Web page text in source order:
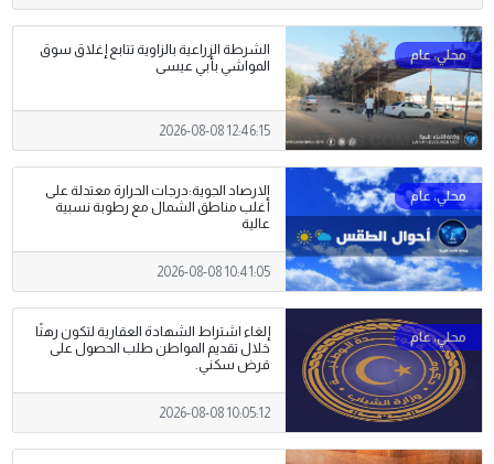
الشرطة الزراعية بالزاوية تتابع إغلاق سوق
المواشي بأبي عيسى
2026-08-08 12:46:15
الارصاد الجوية:درجات الحرارة معتدلة على
أغلب مناطق الشمال مع رطوبة نسبية
عالية
2026-08-08 10:41:05
إلغاء اشتراط الشهادة العقارية لتكون رهنًا
خلال تقديم المواطن طلب الحصول على
قرض سكني.
2026-08-08 10:05:12